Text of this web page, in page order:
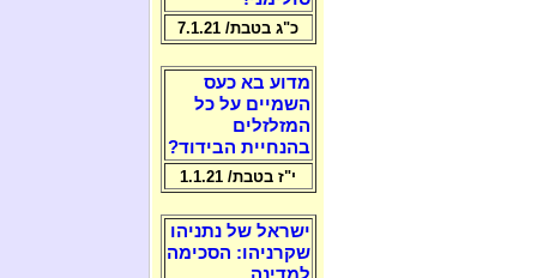
כ"ג בטבת/ 7.1.21
מדוע בא כעס
השמיים על כל
המזלזלים
בהנחיית הבידוד?
י"ז בטבת/ 1.1.21
ישראל של נתניהו
שקרניהו: הסכימה